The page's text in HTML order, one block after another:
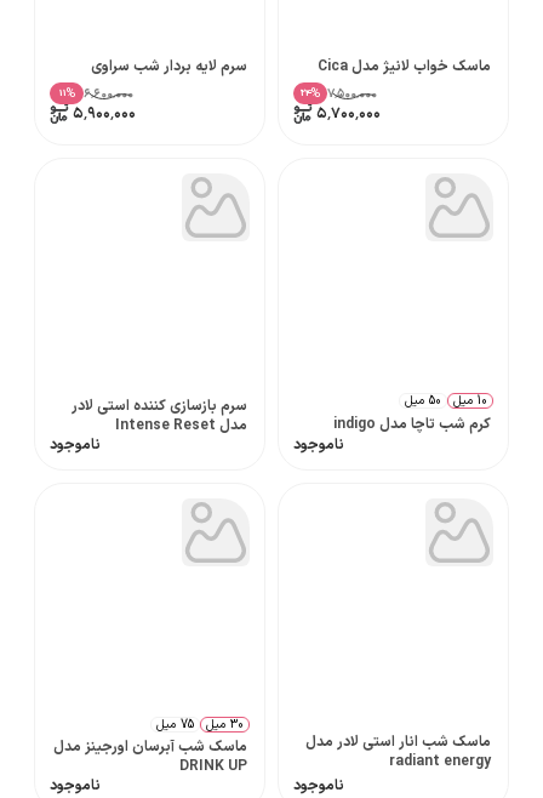
ماسک خواب لانیژ مدل Cica
۷٬۵۰۰٬۰۰۰ %
24
۵٬۷۰۰٬۰۰۰
سرم لایه بردار شب سراوی
۶٬۶۰۰٬۰۰۰ %
11
۵٬۹۰۰٬۰۰۰
10 میل 50 میل
کرم شب تاچا مدل indigo
ناموجود
سرم بازسازی کننده استی لادر
مدل Intense Reset
ناموجود
ماسک شب انار استی لادر مدل
radiant energy
ناموجود
30 میل 75 میل
ماسک شب آبرسان اورجینز مدل
DRINK UP
ناموجود